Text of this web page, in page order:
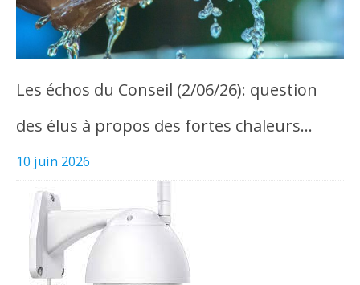
Les échos du Conseil (2/06/26): question
des élus à propos des fortes chaleurs…
10 juin 2026